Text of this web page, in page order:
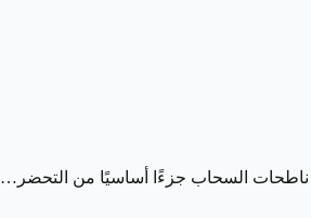
تُعد ناطحات السحاب جزءًا أساسيًا من التحضر…